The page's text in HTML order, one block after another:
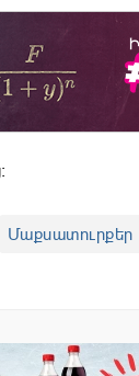
Մաքսատուրքեր